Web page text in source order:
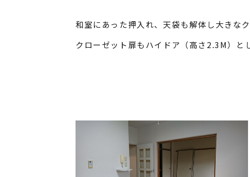
和室にあった押入れ、天袋も解体し大きな
クローゼット扉もハイドア（高さ2.3M）と